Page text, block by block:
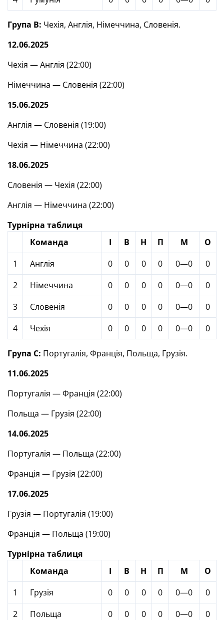
Група В: Чехія, Англія, Німеччина, Словенія.
12.06.2025
Чехія — Англія (22:00)
Німеччина — Словенія (22:00)
15.06.2025
Англія — Словенія (19:00)
Чехія — Німеччина (22:00)
18.06.2025
Словенія — Чехія (22:00)
Англія — Німеччина (22:00)
Турнірна таблиця
Команда
І В Н П М
О
1
Англія 0 0 0 0 0—0
0
2
Німеччина 0 0 0 0 0—0
0
3
Словенія 0 0 0 0 0—0
0
4
Чехія 0 0 0 0 0—0 0
Група С: Португалія, Франція, Польща, Грузія.
11.06.2025
Португалія — Франція (22:00)
Польща — Грузія (22:00)
14.06.2025
Португалія — Польща (22:00)
Франція — Грузія (22:00)
17.06.2025
Грузія — Португалія (19:00)
Франція — Польща (19:00)
Турнірна таблиця
Команда
І В Н П М
О
1
Грузія 0 0 0 0 0—0
0
2
Польща 0 0 0 0 0—0
0